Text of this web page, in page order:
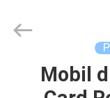
RUMAH
Online
Market.
Mobil